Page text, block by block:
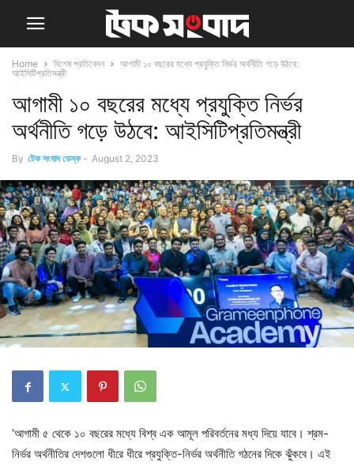
Home বিশেষ প্রতিবেদন
আগামী ১০ বছরের মধ্যে প্রযুক্তি নির্ভর অর্থনীতি গড়ে উঠবে:
আইসিটিপ্রতিমন্ত্রী
আগামী ১০ বছরের মধ্যে প্রযুক্তি নির্ভর
অর্থনীতি গড়ে উঠবে: আইসিটিপ্রতিমন্ত্রী
By টেক সংবাদ ডেস্ক - August 2, 2023
‘আগামী ৫ থেকে ১০ বছরের মধ্যে বিশ্ব এক আমূল পরিবর্তনের মধ্য দিয়ে যাবে। শ্রম-
নির্ভর অর্থনীতির দেশগুলো ধীরে ধীরে প্রযুক্তি-নির্ভর অর্থনীতি গঠনের দিকে ঝুঁকবে। এই